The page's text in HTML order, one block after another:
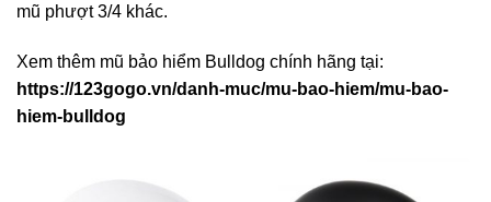
mũ phượt 3/4 khác.
Xem thêm mũ bảo hiểm Bulldog chính hãng tại:
https://123gogo.vn/danh-muc/mu-bao-hiem/mu-bao-
hiem-bulldog